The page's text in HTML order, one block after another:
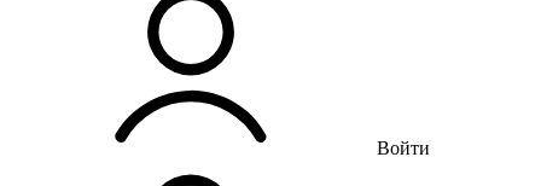
Войти